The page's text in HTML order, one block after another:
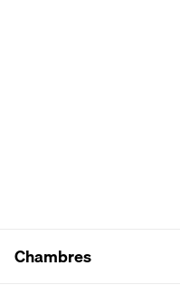
Chambres